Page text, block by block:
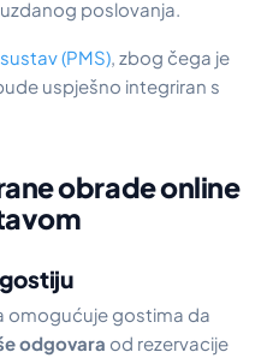
poslovanja.
(PMS), zbog čega je
uspješno integriran s
obrade online
omogućuje gostima da
odgovara od rezervacije